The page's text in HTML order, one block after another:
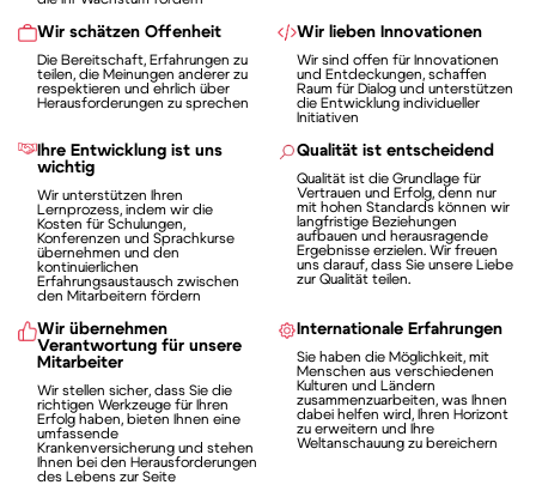
Wir schätzen Offenheit
Die Bereitschaft, Erfahrungen zu
teilen, die Meinungen anderer zu
respektieren und ehrlich über
Herausforderungen zu sprechen
Wir lieben Innovationen
Wir sind offen für Innovationen
und Entdeckungen, schaffen
Raum für Dialog und unterstützen
die Entwicklung individueller
Initiativen
Ihre Entwicklung ist uns
wichtig
Wir unterstützen Ihren
Lernprozess, indem wir die
Kosten für Schulungen,
Konferenzen und Sprachkurse
übernehmen und den
kontinuierlichen
Erfahrungsaustausch zwischen
den Mitarbeitern fördern
Qualität ist entscheidend
Qualität ist die Grundlage für
Vertrauen und Erfolg, denn nur
mit hohen Standards können wir
langfristige Beziehungen
aufbauen und herausragende
Ergebnisse erzielen. Wir freuen
uns darauf, dass Sie unsere Liebe
zur Qualität teilen.
Wir übernehmen
Verantwortung für unsere
Mitarbeiter
Wir stellen sicher, dass Sie die
richtigen Werkzeuge für Ihren
Erfolg haben, bieten Ihnen eine
umfassende
Krankenversicherung und stehen
Ihnen bei den Herausforderungen
des Lebens zur Seite
Internationale Erfahrungen
Sie haben die Möglichkeit, mit
Menschen aus verschiedenen
Kulturen und Ländern
zusammenzuarbeiten, was Ihnen
dabei helfen wird, Ihren Horizont
zu erweitern und Ihre
Weltanschauung zu bereichern